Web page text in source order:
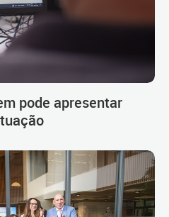
pode apresentar